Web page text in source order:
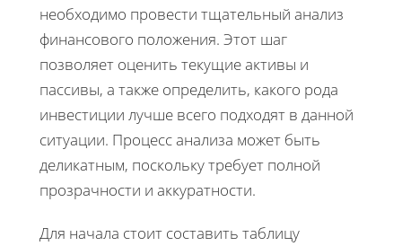
необходимо провести тщательный анализ
финансового положения. Этот шаг
позволяет оценить текущие активы и
пассивы, а также определить, какого рода
инвестиции лучше всего подходят в данной
ситуации. Процесс анализа может быть
деликатным, поскольку требует полной
прозрачности и аккуратности.
Для начала стоит составить таблицу